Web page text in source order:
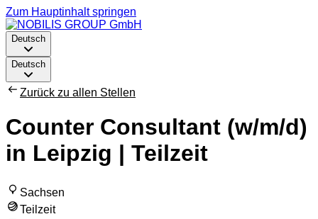
Zum Hauptinhalt springen
Deutsch
Deutsch
Zurück zu allen Stellen
Counter Consultant (w/m/d)
in Leipzig | Teilzeit
Sachsen
Teilzeit